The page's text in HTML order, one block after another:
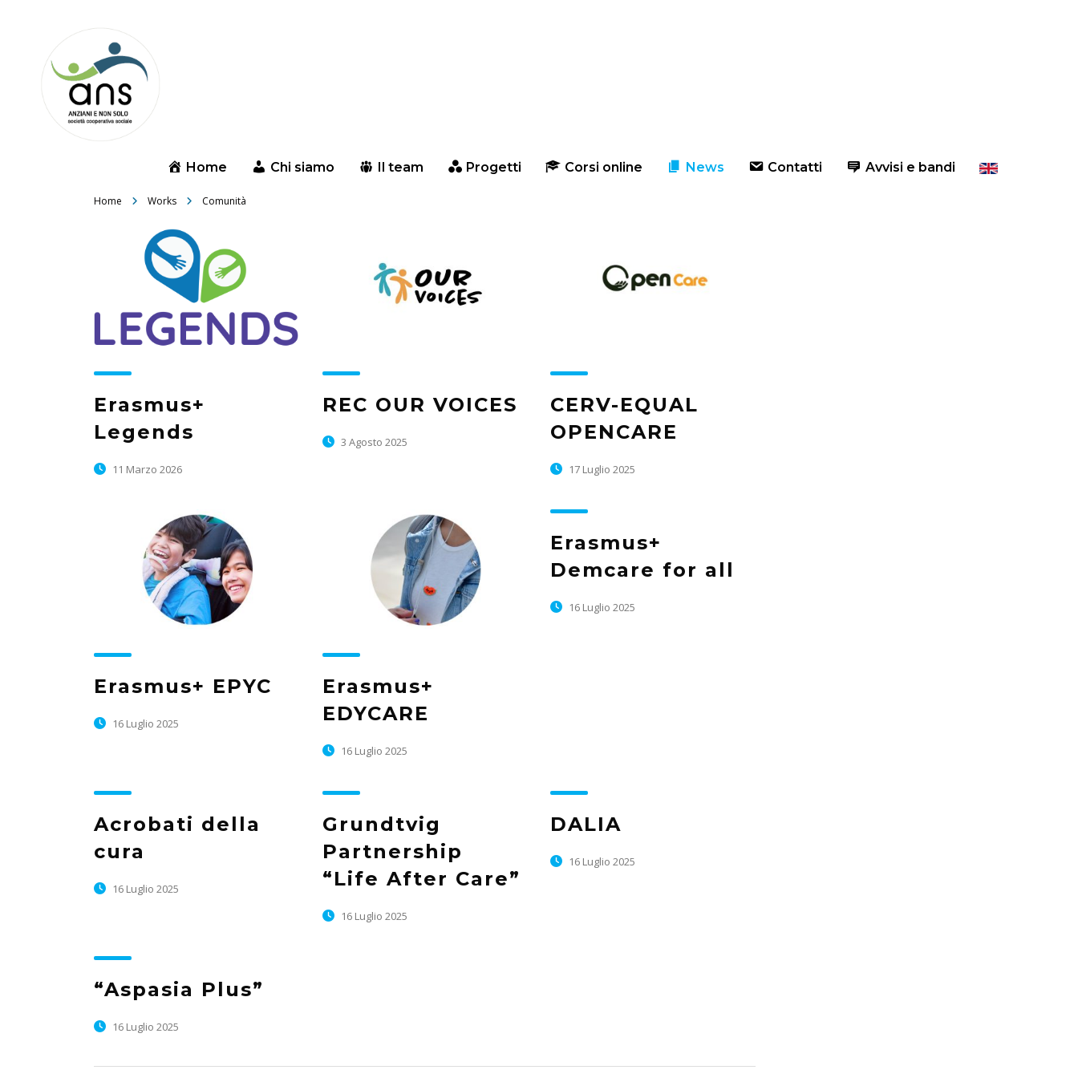
Home Chi siamo Il team Progetti Corsi online News Contatti Avvisi e bandi
Home Works Comunità
Erasmus+
Legends
11 Marzo 2026
REC OUR VOICES
3 Agosto 2025
CERV-EQUAL
OPENCARE
17 Luglio 2025
Erasmus+ EPYC
16 Luglio 2025
Erasmus+
EDYCARE
16 Luglio 2025
Erasmus+
Demcare for all
16 Luglio 2025
Acrobati della
cura
16 Luglio 2025
Grundtvig
Partnership
“Life After Care”
16 Luglio 2025
DALIA
16 Luglio 2025
“Aspasia Plus”
16 Luglio 2025